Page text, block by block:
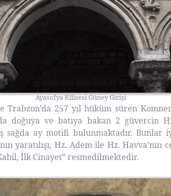
Ayasofya Kilisesi Güney Girişi
257 yıl hüküm süren
doğuya ve batıya bakan 2 güvercin
sağda ay motifi bulunmaktadır.
yaratılışı, Hz. Adem ile Hz. Havva’nın
İlk Cinayet” resmedilmektedir.